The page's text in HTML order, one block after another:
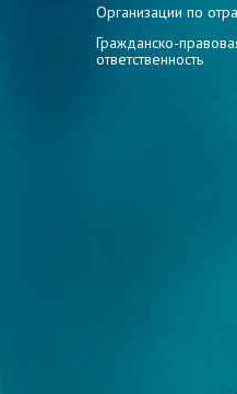
Организации по
Гражданско-
ответственность